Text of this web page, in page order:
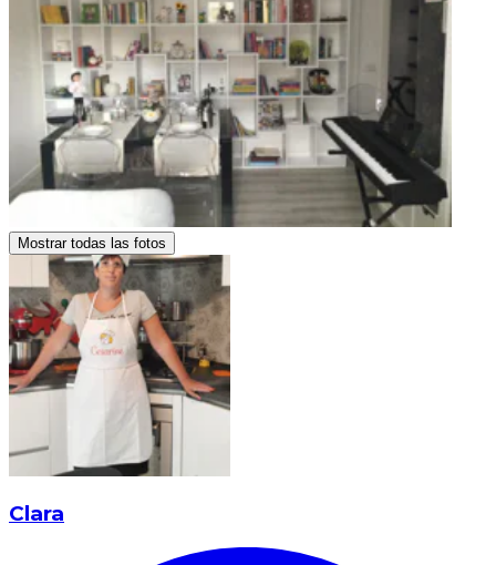
Mostrar todas las fotos
Clara